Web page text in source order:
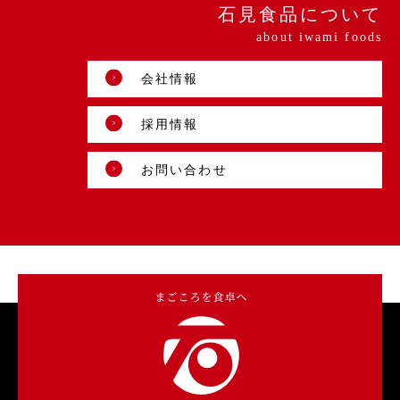
石見食品について
about iwami foods
会社情報
採用情報
お問い合わせ